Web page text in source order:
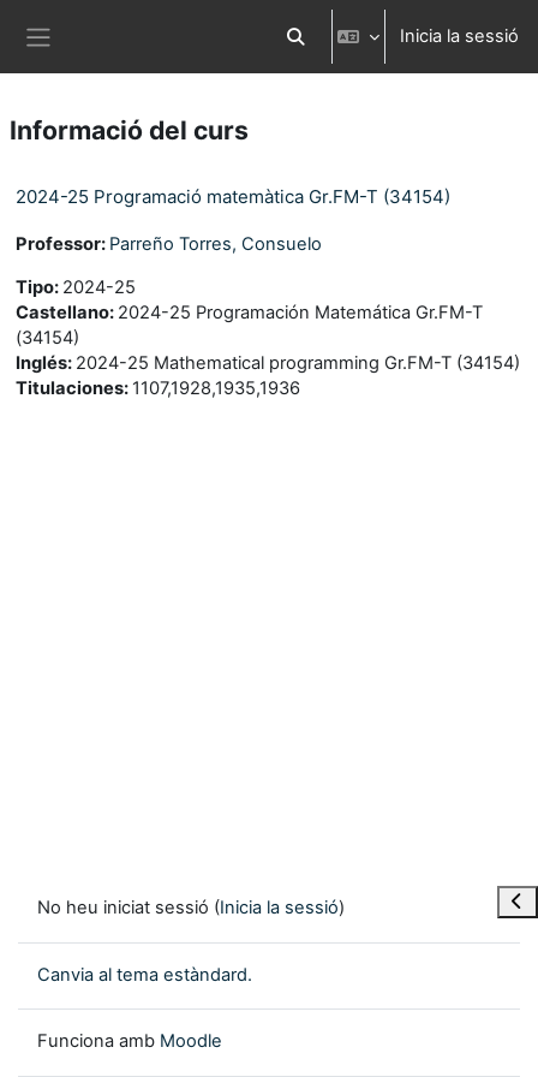
Commuta l'entrada de la cerca
Inicia la sessió
Informació del curs
2024-25 Programació matemàtica Gr.FM-T (34154)
Professor: Parreño Torres, Consuelo
Tipo: 2024-25
Castellano: 2024-25 Programación Matemática Gr.FM-T
(34154)
Inglés: 2024-25 Mathematical programming Gr.FM-T (34154)
Titulaciones: 1107,1928,1935,1936
No heu iniciat sessió (Inicia la sessió)
Canvia al tema estàndard.
Funciona amb Moodle